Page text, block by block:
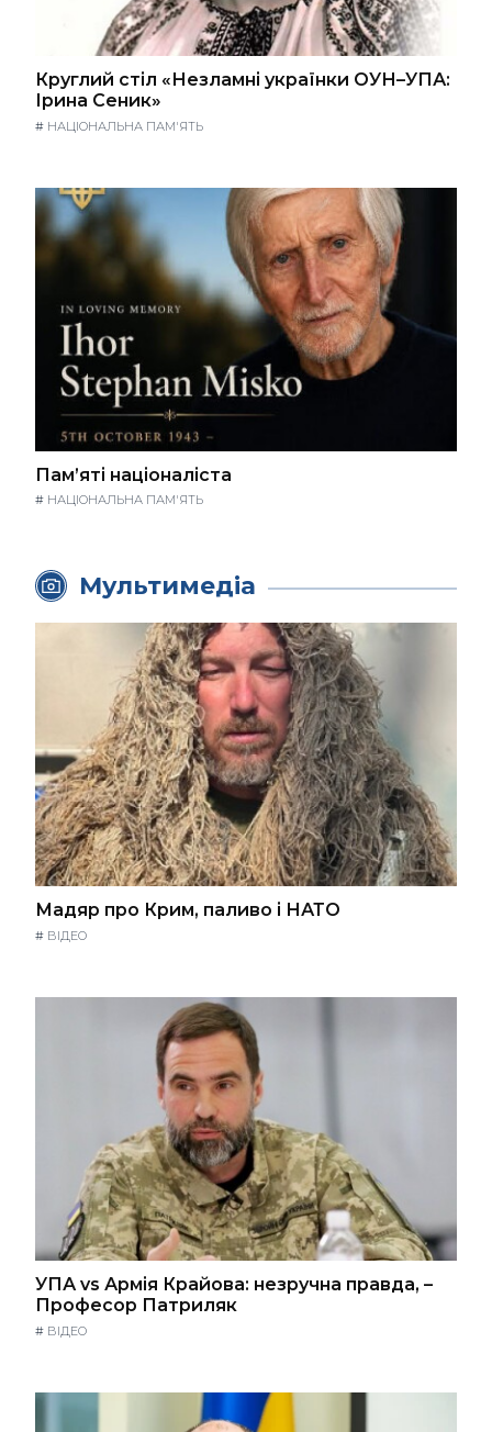
Круглий стіл «Незламні українки ОУН–УПА:
Ірина Сеник»
# НАЦІОНАЛЬНА ПАМ'ЯТЬ
Пам’яті націоналіста
# НАЦІОНАЛЬНА ПАМ'ЯТЬ
Мультимедіа
Мадяр про Крим, паливо і НАТО
# ВІДЕО
УПА vs Армія Крайова: незручна правда, –
Професор Патриляк
# ВІДЕО